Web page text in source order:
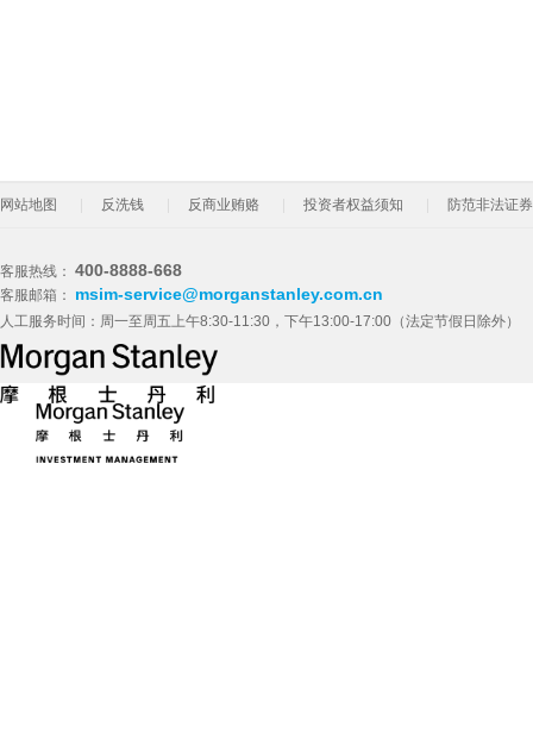
网站地图 反洗钱 反商业贿赂 投资者权益须知 防范非法证
客服热线： 400-8888-668
客服邮箱： msim-service@morganstanley.com.cn
人工服务时间：周一至周五上午8:30-11:30，下午13:00-17:00（法定节假日除外）